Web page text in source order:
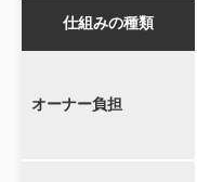
仕組みの種類
オーナー負担